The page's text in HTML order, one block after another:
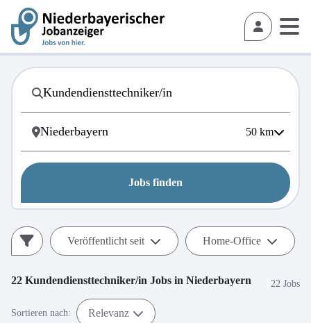
50 km
Jobs finden
Veröffentlicht seit Home-Office
22 Kundendiensttechniker/in Jobs in Niederbayern 22 Jobs
Sortieren nach: Relevanz